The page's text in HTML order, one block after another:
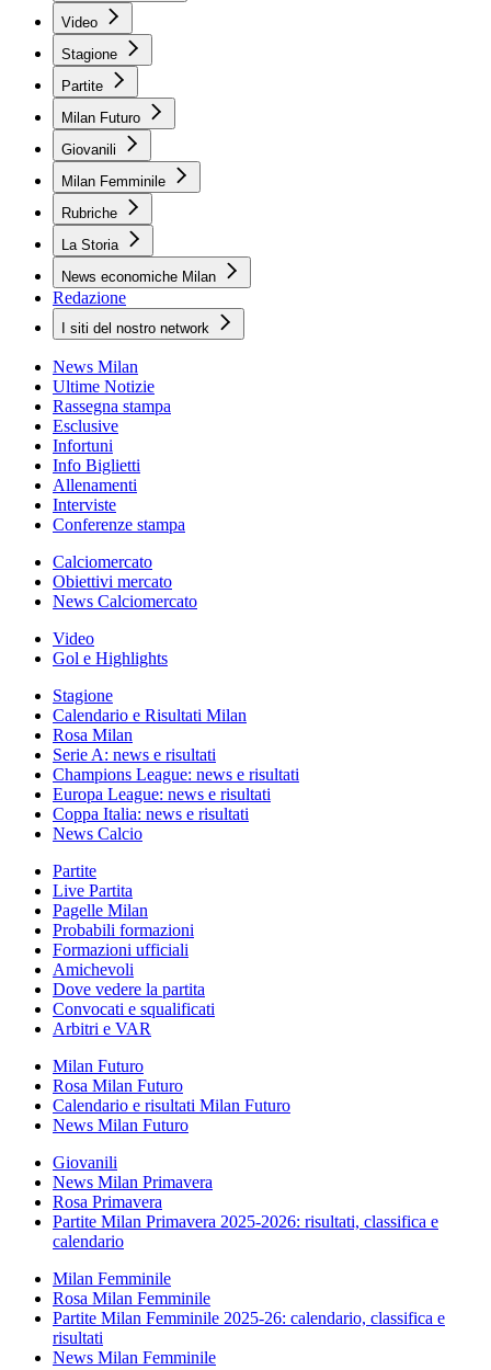
Video
Stagione
Partite
Milan Futuro
Giovanili
Milan Femminile
Rubriche
La Storia
News economiche Milan
Redazione
I siti del nostro network
News Milan
Ultime Notizie
Rassegna stampa
Esclusive
Infortuni
Info Biglietti
Allenamenti
Interviste
Conferenze stampa
Calciomercato
Obiettivi mercato
News Calciomercato
Video
Gol e Highlights
Stagione
Calendario e Risultati Milan
Rosa Milan
Serie A: news e risultati
Champions League: news e risultati
Europa League: news e risultati
Coppa Italia: news e risultati
News Calcio
Partite
Live Partita
Pagelle Milan
Probabili formazioni
Formazioni ufficiali
Amichevoli
Dove vedere la partita
Convocati e squalificati
Arbitri e VAR
Milan Futuro
Rosa Milan Futuro
Calendario e risultati Milan Futuro
News Milan Futuro
Giovanili
News Milan Primavera
Rosa Primavera
Partite Milan Primavera 2025-2026: risultati, classifica e
calendario
Milan Femminile
Rosa Milan Femminile
Partite Milan Femminile 2025-26: calendario, classifica e
risultati
News Milan Femminile